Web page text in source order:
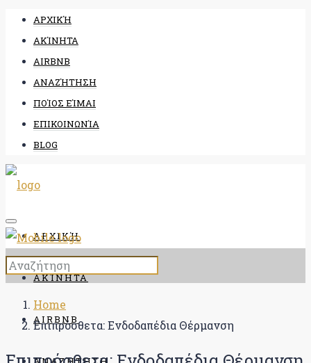
ΑΡΧΙΚΉ
ΑΚΊΝΗΤΑ
AIRBNB
ΑΝΑΖΉΤΗΣΗ
ΠΟΊΟΣ ΕΊΜΑΙ
ΕΠΙΚΟΙΝΩΝΊΑ
BLOG
ΑΡΧΙΚΉ
ΑΚΊΝΗΤΑ
AIRBNB
Home
Επιπρόσθετα: Ενδοδαπέδια Θέρμανση